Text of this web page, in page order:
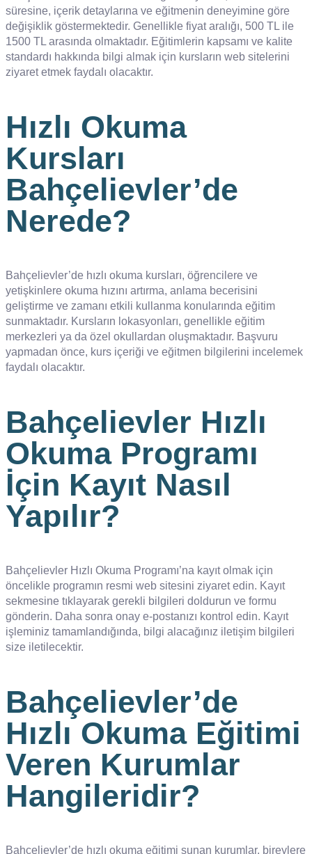
süresine, içerik detaylarına ve eğitmenin deneyimine göre
değişiklik göstermektedir. Genellikle fiyat aralığı, 500 TL ile
1500 TL arasında olmaktadır. Eğitimlerin kapsamı ve kalite
standardı hakkında bilgi almak için kursların web sitelerini
ziyaret etmek faydalı olacaktır.
Hızlı Okuma
Kursları
Bahçelievler’de
Nerede?
Bahçelievler’de hızlı okuma kursları, öğrencilere ve
yetişkinlere okuma hızını artırma, anlama becerisini
geliştirme ve zamanı etkili kullanma konularında eğitim
sunmaktadır. Kursların lokasyonları, genellikle eğitim
merkezleri ya da özel okullardan oluşmaktadır. Başvuru
yapmadan önce, kurs içeriği ve eğitmen bilgilerini incelemek
faydalı olacaktır.
Bahçelievler Hızlı
Okuma Programı
İçin Kayıt Nasıl
Yapılır?
Bahçelievler Hızlı Okuma Programı’na kayıt olmak için
öncelikle programın resmi web sitesini ziyaret edin. Kayıt
sekmesine tıklayarak gerekli bilgileri doldurun ve formu
gönderin. Daha sonra onay e-postanızı kontrol edin. Kayıt
işleminiz tamamlandığında, bilgi alacağınız iletişim bilgileri
size iletilecektir.
Bahçelievler’de
Hızlı Okuma Eğitimi
Veren Kurumlar
Hangileridir?
Bahçelievler’de hızlı okuma eğitimi sunan kurumlar, bireylere